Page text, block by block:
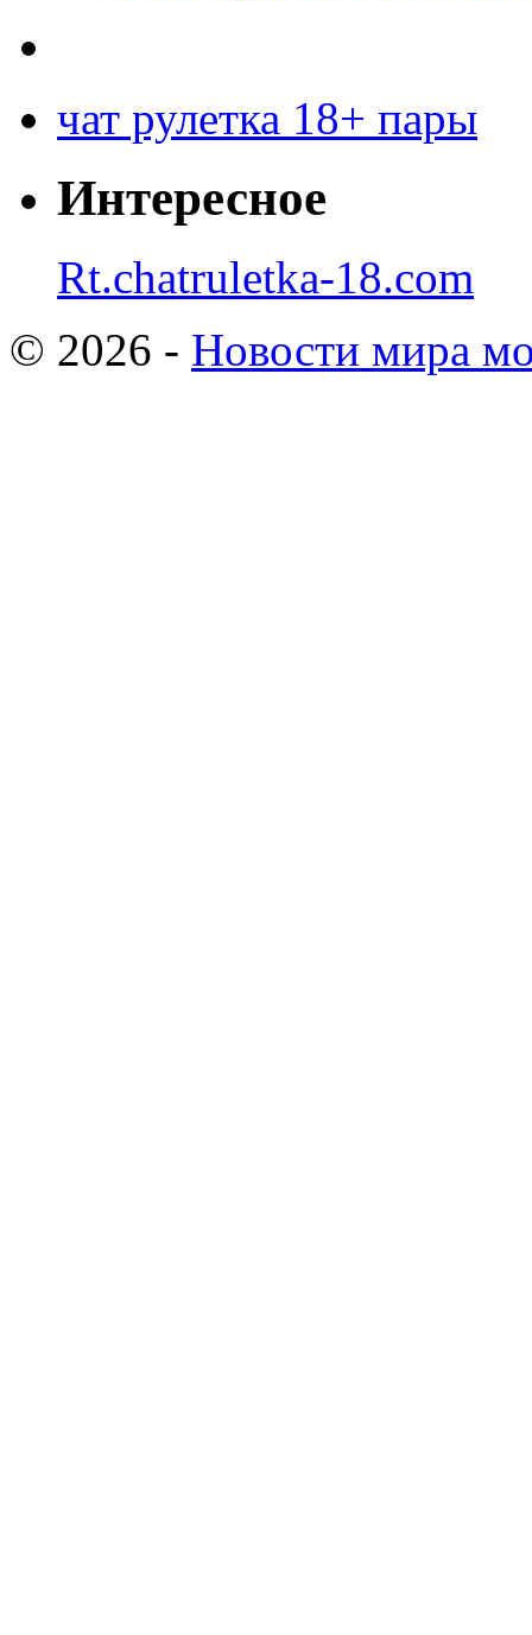
чат рулетка 18+ пары
Интересное
Rt.chatruletka-18.com
© 2026 - Новости мира